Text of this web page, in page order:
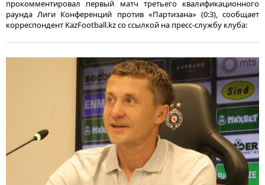
прокомментировал первый матч третьего квалификационного
раунда Лиги Конференций против «Партизана» (0:3), сообщает
корреспондент KazFootball.kz со ссылкой на пресс-службу клуба: